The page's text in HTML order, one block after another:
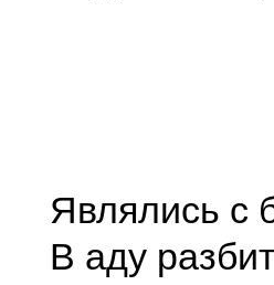
Являлись с
В аду